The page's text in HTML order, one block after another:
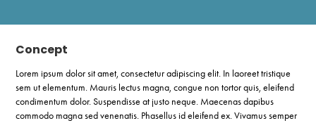
Concept
Lorem ipsum dolor sit amet, consectetur adipiscing elit. In laoreet tristique
sem ut elementum. Mauris lectus magna, congue non tortor quis, eleifend
condimentum dolor. Suspendisse at justo neque. Maecenas dapibus
commodo magna sed venenatis. Phasellus id eleifend ex. Vivamus semper